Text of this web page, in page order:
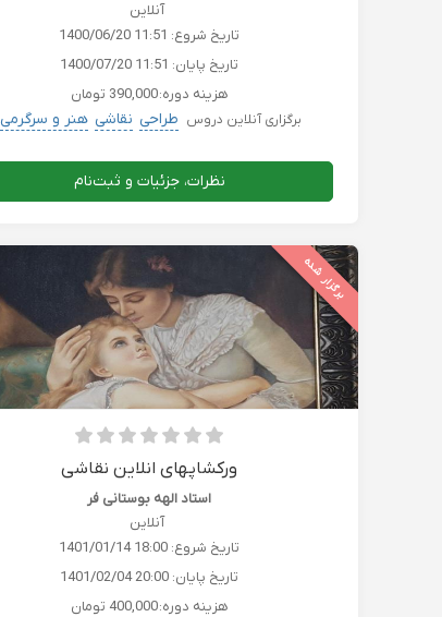
آنلاین
تاریخ شروع: 1400/06/20 11:51
تاریخ پایان: 1400/07/20 11:51
هزینه دوره:390,000 تومان
برگزاری آنلاین دروس طراحی نقاشی هنر و سرگرمی
نظرات، جزئیات و ثبت‌نام
برگزار شده
ورکشاپهای انلاین نقاشی
استاد الهه بوستانی‌ فر
آنلاین
تاریخ شروع: 1401/01/14 18:00
تاریخ پایان: 1401/02/04 20:00
هزینه دوره:400,000 تومان